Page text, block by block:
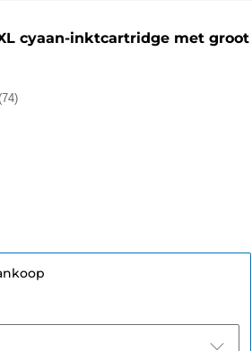
cyaan-inktcartridge met groot